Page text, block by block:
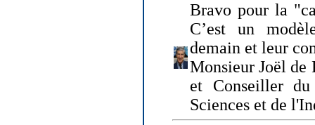
Bravo pour la
C’est un
demain et leur
Monsieur Joël de
et Conseiller
Sciences et de